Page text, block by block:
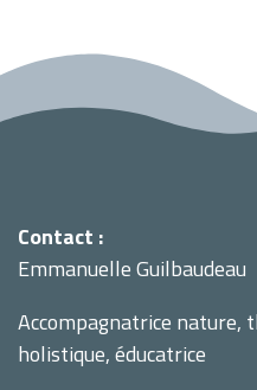
Contact :
Emmanuelle Guilbaudeau
Accompagnatrice nature,
holistique, éducatrice